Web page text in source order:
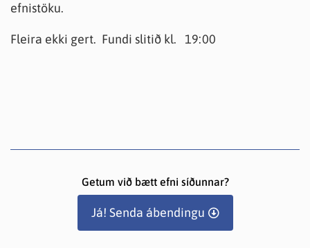
efnistöku.
Fleira ekki gert. Fundi slitið kl. 19:00
Getum við bætt efni síðunnar?
Já! Senda ábendingu